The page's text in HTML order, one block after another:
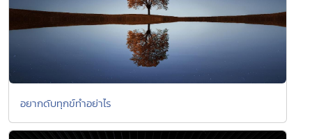
อยากดับทุกข์ทำอย่าไร